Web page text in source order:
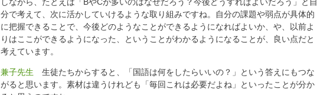
分で考えて、次に活かしていけるような取り組みですね。自分の課題や弱点が具体的
に把握できることで、今後どのようなことができるようになればよいか、や、以前よ
りはここができるようになった、ということがわかるようになることが、良い点だと
考えています。
兼子先生 生徒たちからすると、「国語は何をしたらいいの？」という答えにもつな
がると思います。素材は違うけれども「毎回これは必要だよね」といったことが分か